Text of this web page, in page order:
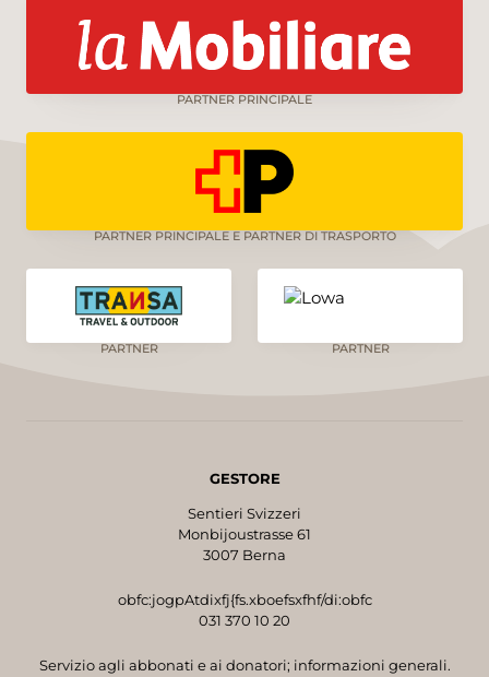
PARTNER PRINCIPALE
PARTNER PRINCIPALE E PARTNER DI TRASPORTO
PARTNER PARTNER
GESTORE
Sentieri Svizzeri
Monbijoustrasse 61
3007 Berna
obfc:jogpAtdixfj{fs.xboefsxfhf/di:obfc
031 370 10 20
Servizio agli abbonati e ai donatori; informazioni generali.